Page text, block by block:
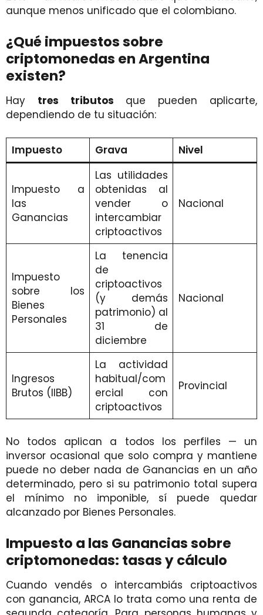
aunque menos unificado que el colombiano.
¿Qué impuestos sobre
criptomonedas en Argentina
existen?
Hay tres tributos que pueden aplicarte,
dependiendo de tu situación:
Impuesto Grava Nivel
Impuesto a
las
Ganancias
Las utilidades
obtenidas al
vender o
intercambiar
criptoactivos
Nacional
Impuesto
sobre los
Bienes
Personales
La tenencia
de
criptoactivos
(y demás
patrimonio) al
31 de
diciembre
Nacional
Ingresos
Brutos (IIBB)
La actividad
habitual/com
ercial con
criptoactivos
Provincial
No todos aplican a todos los perfiles — un
inversor ocasional que solo compra y mantiene
puede no deber nada de Ganancias en un año
determinado, pero si su patrimonio total supera
el mínimo no imponible, sí puede quedar
alcanzado por Bienes Personales.
Impuesto a las Ganancias sobre
criptomonedas: tasas y cálculo
Cuando vendés o intercambiás criptoactivos
con ganancia, ARCA lo trata como una renta de